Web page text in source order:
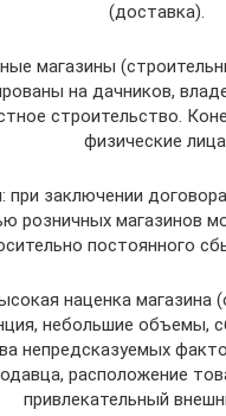
(доставка).
магазины
на дачников,
строительство.
физические
заключении
розничных магазинов
постоянного
наценка магазина
небольшие объемы,
непредсказуемых
расположение
привлекательный